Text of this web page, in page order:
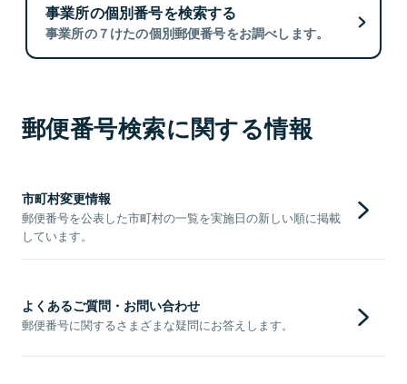
事業所の個別番号を検索する
事業所の７けたの個別郵便番号をお調べします。
郵便番号検索に関する情報
市町村変更情報
郵便番号を公表した市町村の一覧を実施日の新しい順に掲載
しています。
よくあるご質問・お問い合わせ
郵便番号に関するさまざまな疑問にお答えします。